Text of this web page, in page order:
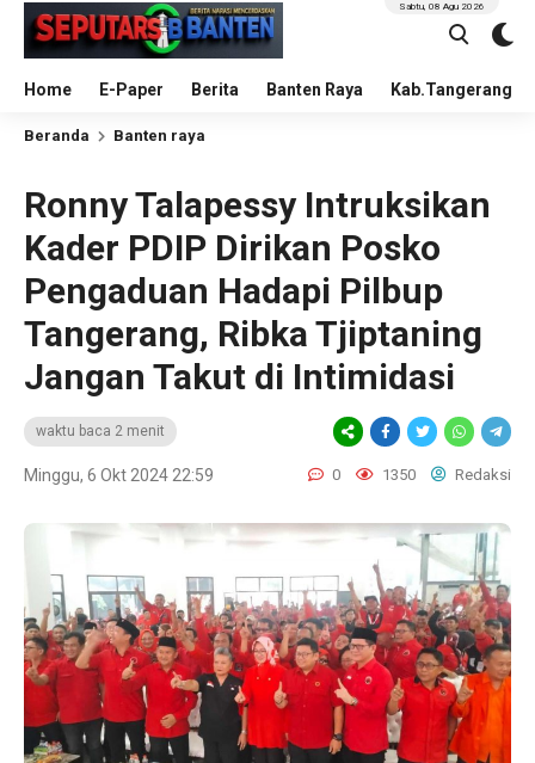
Home E-Paper Berita Banten Raya Kab.Tangerang
Sabtu, 08 Agu 2026
Beranda Banten raya
Ronny Talapessy Intruksikan
Kader PDIP Dirikan Posko
Pengaduan Hadapi Pilbup
Tangerang, Ribka Tjiptaning
Jangan Takut di Intimidasi
waktu baca 2 menit
Minggu, 6 Okt 2024 22:59 0 1350 Redaksi